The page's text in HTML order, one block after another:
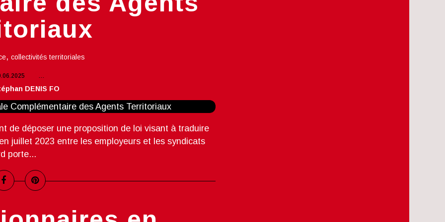
, collectivités territoriales
…
DENIS FO
de déposer une proposition de loi visant à traduire
juillet 2023 entre les employeurs et les syndicats
porte...